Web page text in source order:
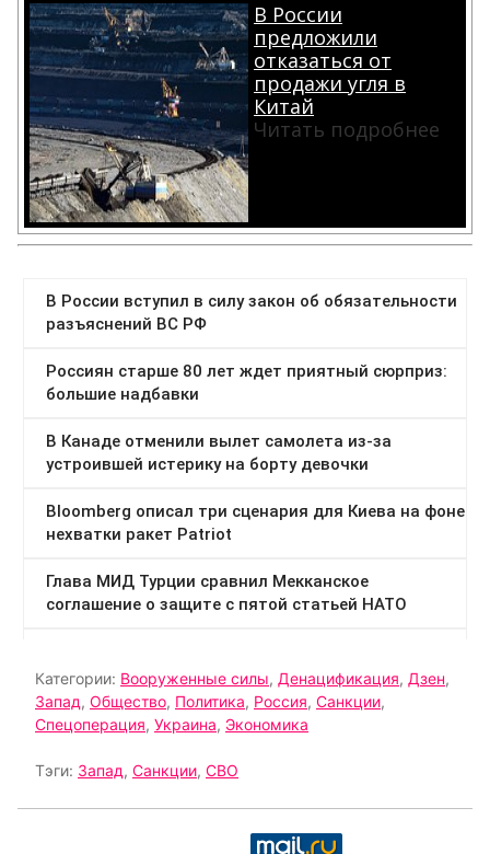
В России
предложили
отказаться от
продажи угля в
Китай
Читать подробнее
Категории: Вооруженные силы, Денацификация, Дзен,
Запад, Общество, Политика, Россия, Санкции,
Спецоперация, Украина, Экономика
Тэги: Запад, Санкции, СВО